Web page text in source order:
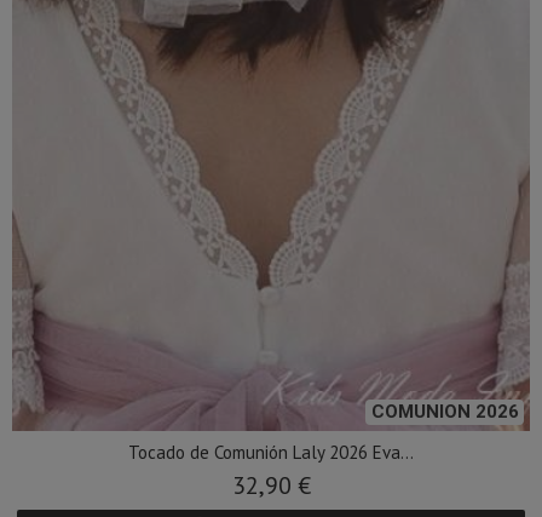
COMUNION 2026
Tocado de Comunión Laly 2026 Eva...
32,90 €